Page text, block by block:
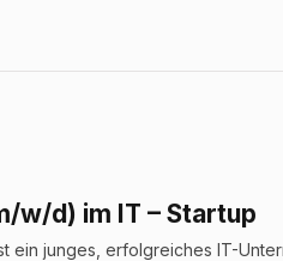
w/d) im IT – Startup
ein junges, erfolgreiches IT-